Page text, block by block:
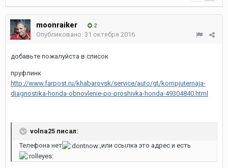
moonraiker 2
Опубликовано: 31 октября 2016
добавьте пожалуйста в список
пруфлинк
http://www.farpost.ru/khabarovsk/service/auto/gt/kompjuternaja-
diagnostika-honda-obnovlenie-po-proshivka-honda-49304840.html
volna25 писал:
Телефона нет
,или ссылка это адрес и есть